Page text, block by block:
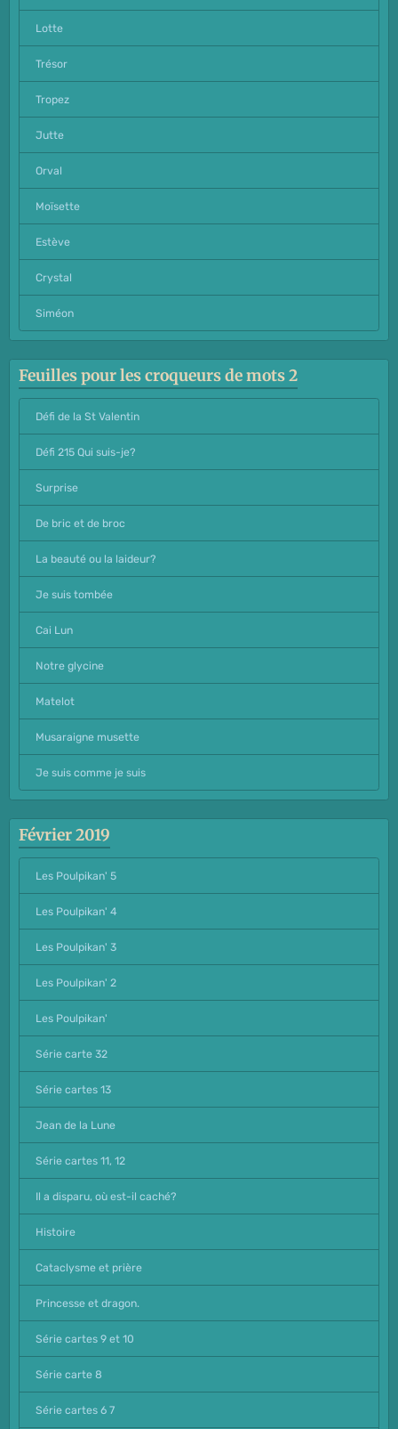
Lotte
Trésor
Tropez
Jutte
Orval
Moïsette
Estève
Crystal
Siméon
Feuilles pour les croqueurs de mots 2
Défi de la St Valentin
Défi 215 Qui suis-je?
Surprise
De bric et de broc
La beauté ou la laideur?
Je suis tombée
Cai Lun
Notre glycine
Matelot
Musaraigne musette
Je suis comme je suis
Février 2019
Les Poulpikan' 5
Les Poulpikan' 4
Les Poulpikan' 3
Les Poulpikan' 2
Les Poulpikan'
Série carte 32
Série cartes 13
Jean de la Lune
Série cartes 11, 12
Il a disparu, où est-il caché?
Histoire
Cataclysme et prière
Princesse et dragon.
Série cartes 9 et 10
Série carte 8
Série cartes 6 7